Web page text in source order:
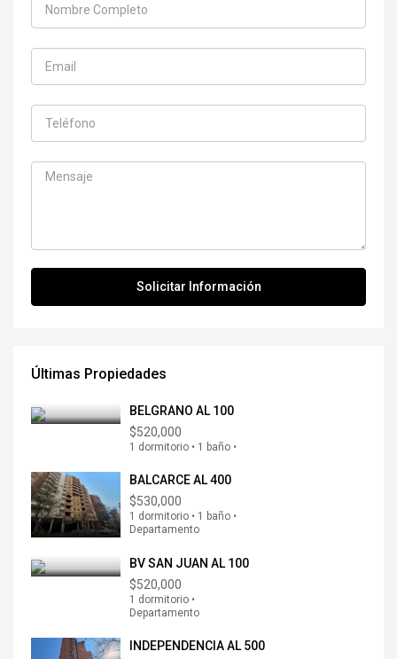
Últimas Propiedades
BELGRANO AL 100
$520,000
1 dormitorio • 1 baño •
BALCARCE AL 400
$530,000
1 dormitorio • 1 baño •
Departamento
BV SAN JUAN AL 100
$520,000
1 dormitorio •
Departamento
INDEPENDENCIA AL 500